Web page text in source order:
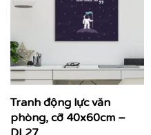
Cận cảnh tranh
Tranh Văn Phòng:Đa dạng
giản đến nghệ thuật sáng
không gian làm việc
mẽ với đối tác, khách
đồng thời mang lại sự thư
những giờ làm việc căng
Tranh động lực văn
phòng, cỡ 40x60cm –